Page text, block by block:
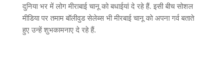
दुनिया भर में लोग मीराबाई चानू को बधाईयां दे रहे हैं. इसी बीच सोशल
मीडिया पर तमाम बॉलीवुड सेलेब्स भी मीरबाई चानू को अपना गर्व बताते
हुए उन्हें शुभकामनाए दे रहे हैं.